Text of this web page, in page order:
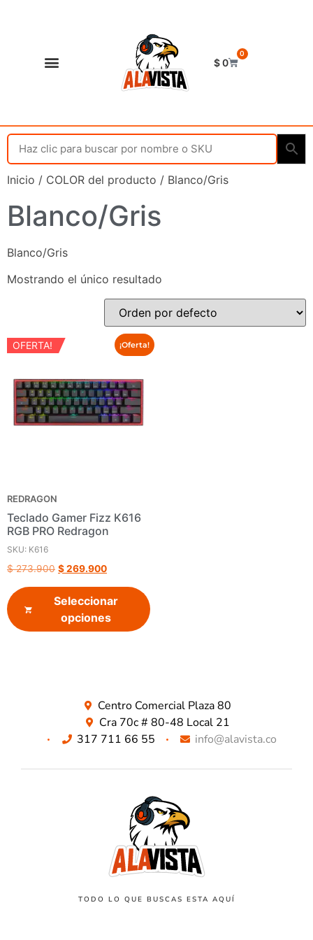
$0
0
Inicio / COLOR del producto / Blanco/Gris
Blanco/Gris
Blanco/Gris
Mostrando el único resultado
¡Oferta!
OFERTA!
REDRAGON
Teclado Gamer Fizz K616
RGB PRO Redragon
SKU: K616
$273.900 $269.900
Seleccionar
opciones
Centro Comercial Plaza 80
Cra 70c # 80-48 Local 21
317 711 66 55
info@alavista.co
TODO LO QUE BUSCAS ESTA AQUÍ